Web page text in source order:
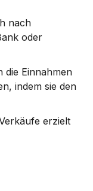
nach
oder
die Einnahmen
indem sie den
erzielt